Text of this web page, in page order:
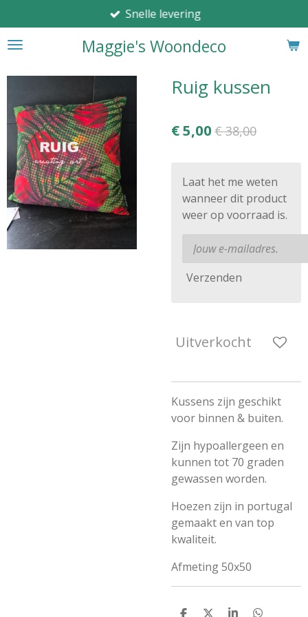
direct
naar
Maggie's Woondeco
Snelle levering
Ruig kussen
€ 5,00 € 38,00
Laat het me weten
wanneer dit product
weer op voorraad is.
Verzenden
Uitverkocht
Kussens zijn geschikt
voor binnen & buiten.
Zijn hypoallergeen en
kunnen tot 70 graden
gewassen worden.
Hoezen zijn in portugal
gemaakt en van top
kwaliteit.
Afmeting 50x50